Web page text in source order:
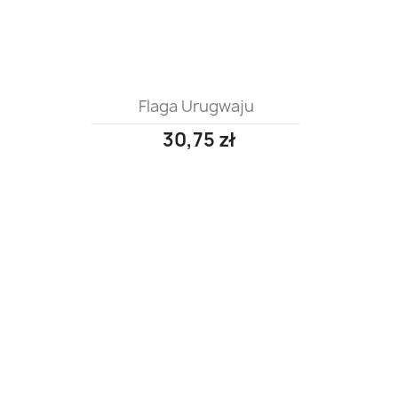
Flaga Urugwaju
30,75 zł